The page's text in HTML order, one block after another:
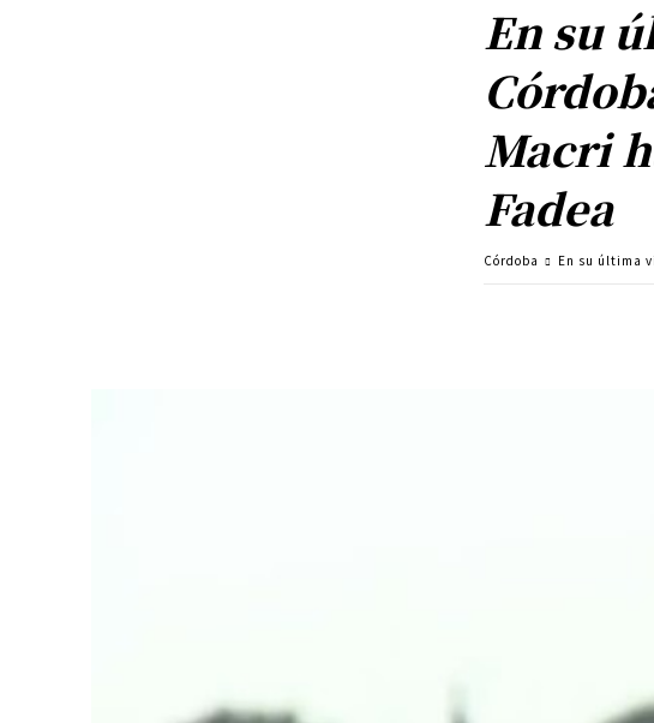
En su
Macri
Fadea
Córdoba En su última